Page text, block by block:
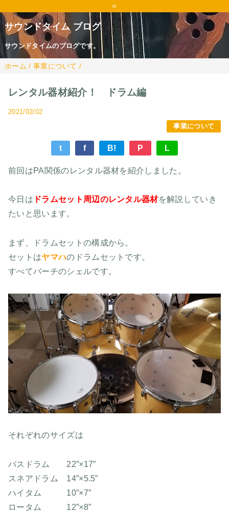
=
サウンドタイム ブログ
サウンドタイムのブログです。
ホーム / 事業について /
レンタル器材紹介！ ドラム編
2021/02/02
事業について
t f B! P L
前回はPA関係のレンタル器材を紹介しました。
今日は ドラムセット周辺のレンタル器材を解説していき
たいと思います。
まず、ドラムセットの構成から。
セットはヤマハのドラムセットです。
すべてバーチのシェルです。
それぞれのサイズは
バスドラム 22”×17”
スネアドラム 14”×5.5”
ハイタム 10”×7”
ロータム 12”×8”